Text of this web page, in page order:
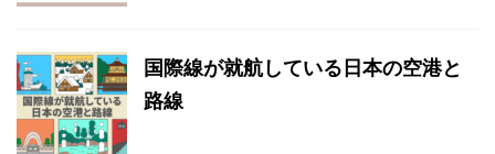
国際線が就航している日本の空港と
路線